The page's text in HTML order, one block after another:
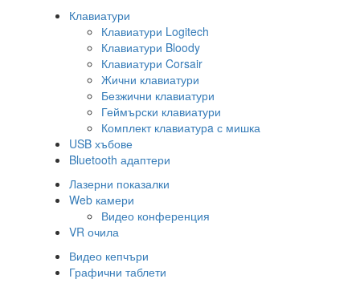
Клавиатури
Клавиатури Logitech
Клавиатури Bloody
Клавиатури Corsair
Жични клавиатури
Безжични клавиатури
Геймърски клавиатури
Комплект клавиатурa с мишка
USB хъбове
Bluetooth адаптери
Лазерни показалки
Web камери
Видео конференция
VR очила
Видео кепчъри
Графични таблети